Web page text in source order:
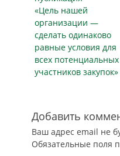
При этом, как
выяснилось, деньги
в кассе
организации были.
Директор фирмы
Наумова, невзирая
на финансовую
платить…
записям
Предыдущая
публикация
«Цель нашей
организации —
сделать одинаково
равные условия для
всех потенциальных
участников закупок»
Добавить
Ваш адрес email не
Обязательные поля